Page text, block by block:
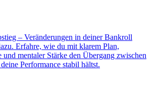
– Veränderungen in deiner Bankroll
Erfahre, wie du mit klarem Plan,
und mentaler Stärke den Übergang zwischen
Performance stabil hältst.